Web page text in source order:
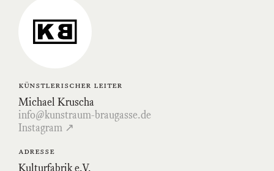
Kunstraum-
Braugasse-
künstlerischer leiter
Michael Kruscha
info@kunstraum-braugasse.de
Instagram ↗
adresse
Kulturfabrik e.V.